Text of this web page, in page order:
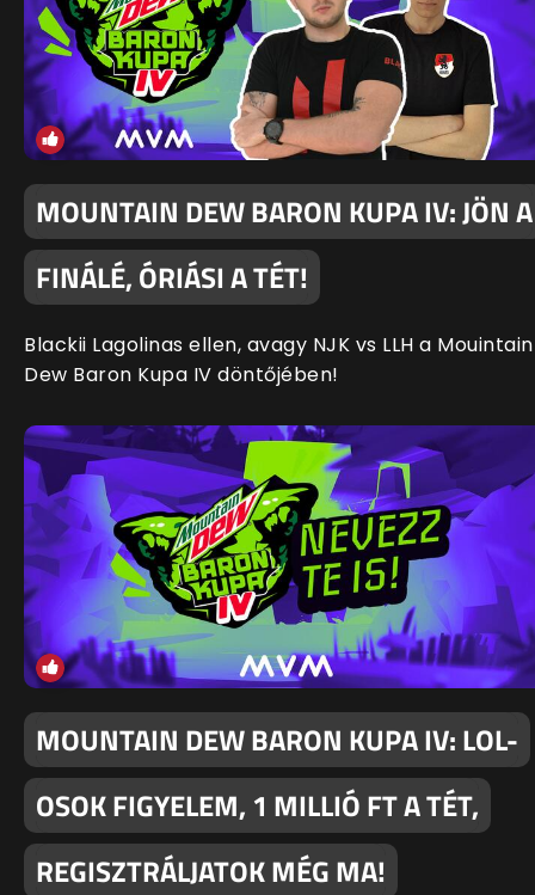
MOUNTAIN DEW BARON KUPA IV: JÖN A
FINÁLÉ, ÓRIÁSI A TÉT!
Blackii Lagolinas ellen, avagy NJK vs LLH a Mouintain
Dew Baron Kupa IV döntőjében!
MOUNTAIN DEW BARON KUPA IV: LOL-
OSOK FIGYELEM, 1 MILLIÓ FT A TÉT,
REGISZTRÁLJATOK MÉG MA!